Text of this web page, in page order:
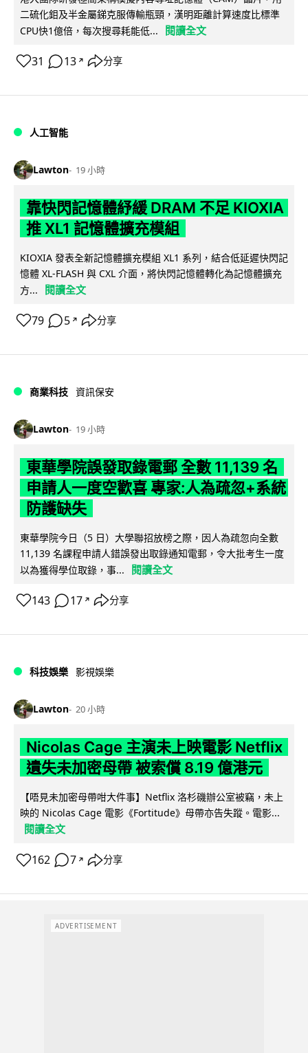
二硫化鉬及半金屬銻克服傳輸瓶頸，漢明距離計算速度比標準
CPU快1億倍，每次搜尋耗能低...
閱讀全文
31 13 ↗ 分享
人工智能
Lawton 19 小時
靠快閃記憶體紓緩 DRAM 不足 KIOXIA
推 XL1 記憶體擴充模組
KIOXIA 發表全新記憶體擴充模組 XL1 系列，結合低延遲快閃記
憶體 XL-FLASH 與 CXL 介面，將快閃記憶體轉化為記憶體擴充
方...
閱讀全文
79 5 ↗ 分享
商業科技 資訊保安
Lawton 19 小時
東華學院誤發取錄電郵 全數 11,139 名
申請人一度空歡喜 專家:人為疏忽+系統
防護缺失
東華學院今日（5 日）大學聯招放榜之際，因人為疏忽向全數
11,139 名課程申請人錯誤發出取錄通知電郵，令大批考生一度
以為獲得學位取錄，事...
閱讀全文
143 17 ↗ 分享
科技娛樂 影視娛樂
Lawton 20 小時
Nicolas Cage 主演未上映電影 Netflix
遺失未加密母帶 被索償 8.19 億港元
【唔見未加密母帶咁大件事】Netflix 洛杉磯辦公室被竊，未上
映的 Nicolas Cage 電影《Fortitude》母帶亦告失蹤。電影...
閱讀全文
162 7 ↗ 分享
ADVERTISEMENT